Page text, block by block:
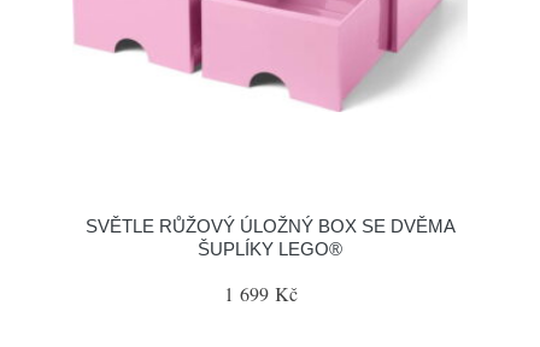
SVĚTLE RŮŽOVÝ ÚLOŽNÝ BOX SE DVĚMA
ŠUPLÍKY LEGO®
1 699 Kč